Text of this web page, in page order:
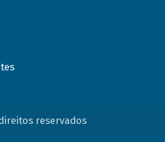
reservados